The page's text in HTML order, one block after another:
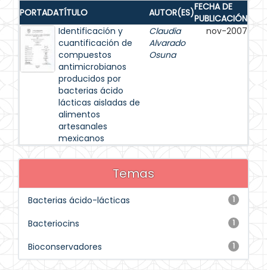
PORTADATÍTULO AUTOR(ES)FECHA DE
PUBLICACIÓN
Identificación y
cuantificación de
compuestos
antimicrobianos
producidos por
bacterias ácido
lácticas aisladas de
alimentos
artesanales
mexicanos
Claudia
Alvarado
Osuna
nov-2007
Temas
1
Bacterias ácido-lácticas
1
Bacteriocins
1
Bioconservadores